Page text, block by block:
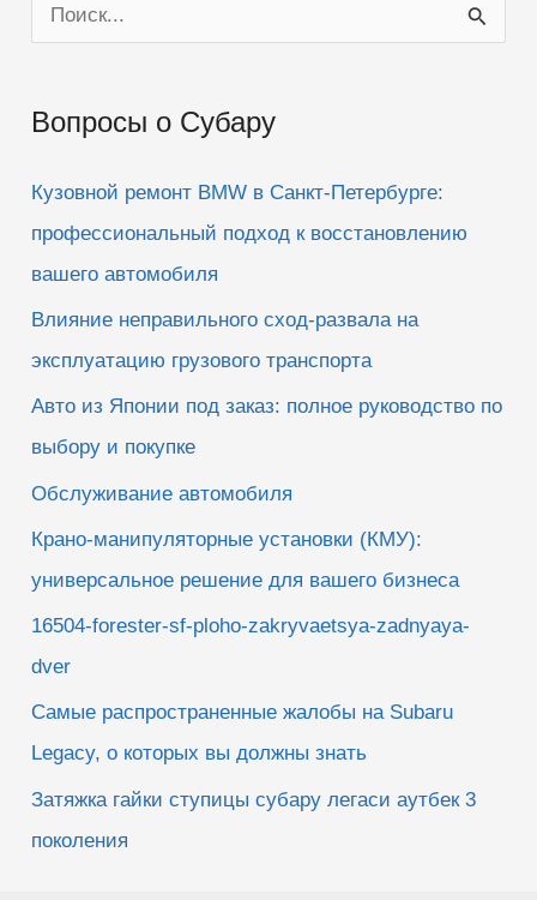
о
с
Вопросы о Субару
Кузовной ремонт BMW в Санкт-Петербурге:
профессиональный подход к восстановлению
вашего автомобиля
Влияние неправильного сход-развала на
эксплуатацию грузового транспорта
Авто из Японии под заказ: полное руководство по
выбору и покупке
Обслуживание автомобиля
Крано-манипуляторные установки (КМУ):
универсальное решение для вашего бизнеса
16504-forester-sf-ploho-zakryvaetsya-zadnyaya-
dver
Самые распространенные жалобы на Subaru
Legacy, о которых вы должны знать
Затяжка гайки ступицы субару легаси аутбек 3
поколения